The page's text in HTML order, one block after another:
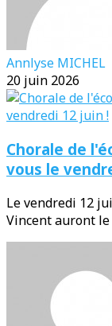
Annlyse MICHEL
20 juin 2026
Chorale de
vous le
Le vendredi 12
Vincent auront